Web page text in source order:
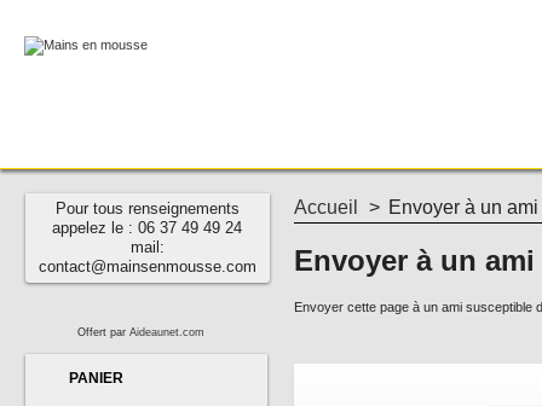
Accueil > Envoyer à un ami
Envoyer à un ami
Envoyer cette page à un ami susceptible
Pour tous renseignements
appelez le : 06 37 49 49 24
mail:
contact@mainsenmousse.com
Offert par Aideaunet.com
PANIER